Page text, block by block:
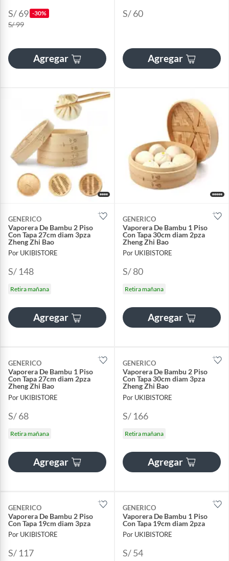
S/ 69 -30%
S/ 99
Agregar
S/ 60
Agregar
GENERICO
Vaporera De Bambu 2 Piso
Con Tapa 27cm diam 3pza
Zheng Zhi Bao
Por UKIBISTORE
S/ 148
Retira mañana
Agregar
GENERICO
Vaporera De Bambu 1 Piso
Con Tapa 30cm diam 2pza
Zheng Zhi Bao
Por UKIBISTORE
S/ 80
Retira mañana
Agregar
GENERICO
Vaporera De Bambu 1 Piso
Con Tapa 27cm diam 2pza
Zheng Zhi Bao
Por UKIBISTORE
S/ 68
Retira mañana
Agregar
GENERICO
Vaporera De Bambu 2 Piso
Con Tapa 30cm diam 3pza
Zheng Zhi Bao
Por UKIBISTORE
S/ 166
Retira mañana
Agregar
GENERICO
Vaporera De Bambu 2 Piso
Con Tapa 19cm diam 3pza
Por UKIBISTORE
S/ 117
GENERICO
Vaporera De Bambu 1 Piso
Con Tapa 19cm diam 2pza
Por UKIBISTORE
S/ 54